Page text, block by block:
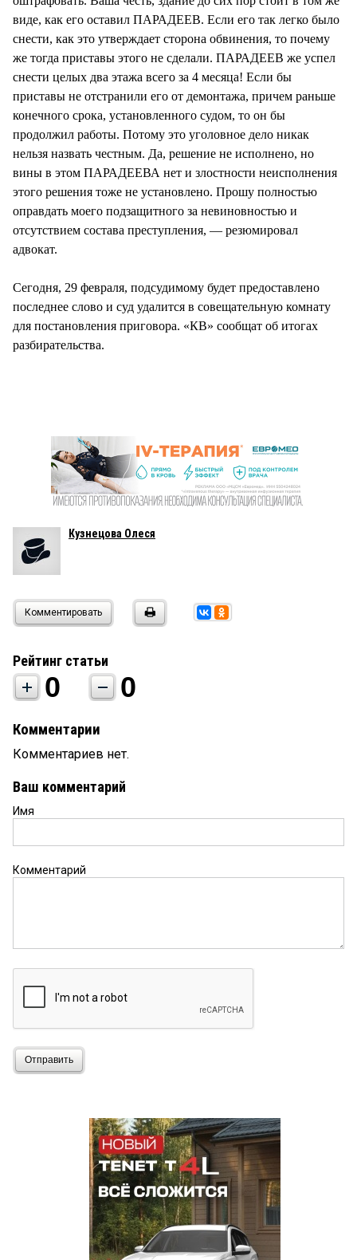
виде, как его оставил ПАРАДЕЕВ. Если его так легко было
снести, как это утверждает сторона обвинения, то почему
же тогда приставы этого не сделали. ПАРАДЕЕВ же успел
снести целых два этажа всего за 4 месяца! Если бы
приставы не отстранили его от демонтажа, причем раньше
конечного срока, установленного судом, то он бы
продолжил работы. Потому это уголовное дело никак
нельзя назвать честным. Да, решение не исполнено, но
вины в этом ПАРАДЕЕВА нет и злостности неисполнения
этого решения тоже не установлено. Прошу полностью
оправдать моего подзащитного за невиновностью и
отсутствием состава преступления, — резюмировал
адвокат.
Сегодня, 29 февраля, подсудимому будет предоставлено
последнее слово и суд удалится в совещательную комнату
для постановления приговора. «КВ» сообщат об итогах
разбирательства.
Кузнецова Олеся
Комментировать
Рейтинг статьи
0 0
Комментарии
Комментариев нет.
Ваш комментарий
Имя
Комментарий
Отправить